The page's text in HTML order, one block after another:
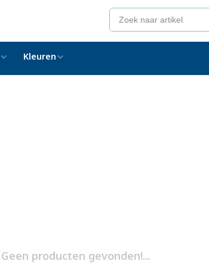
Kleuren
Geen producten gevonden!...